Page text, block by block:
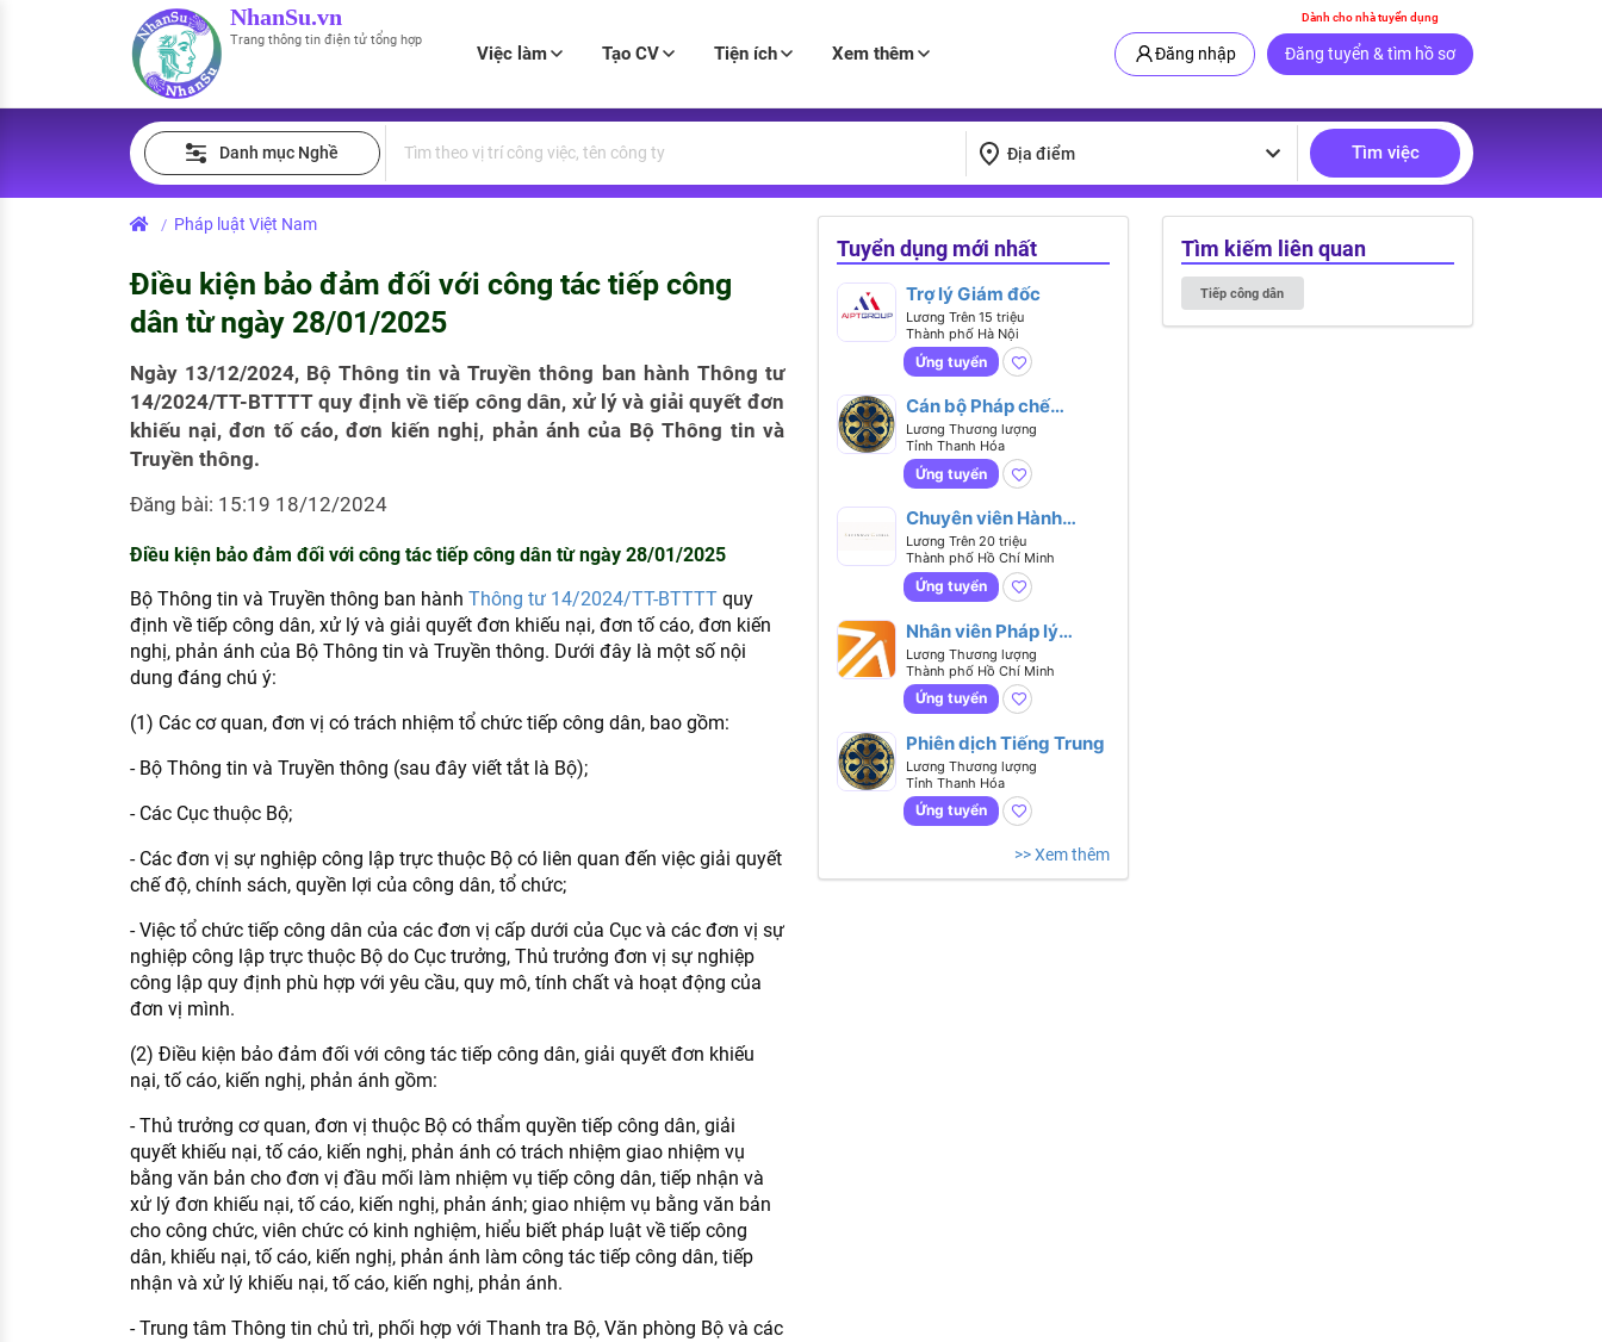
Dành cho nhà tuyển dụng
NhanSu.vn
Trang thông tin điện tử tổng hợp
Việc làm Tạo CV Tiện ích Xem thêm Đăng nhập Đăng tuyển & tìm hồ sơ
Tìm việc làm
Việc làm tốt nhất
Danh sách nhà tuyển dụng
Quản lý CV
MẪU CV THEO STYLE
Mẫu CV đơn giản
Mẫu CV hiện đại
Tính lương Gross - Net
PHÁP LUẬT VIỆT NAM
Văn bản pháp luật
Chính sách mới
Lao động và tiền lương
Thuế thu nhập
Hồ sơ biểu mẫu
Chính sách lao động
KHÁM PHÁ NGHỀ NGHIỆP
Tử vi nghề nghiệp
Kỹ năng nghề nghiệp
HƯỚNG NGHIỆP VIỆC LÀM
Đặc trưng từng nghề
Xu hướng việc làm
XÂY DỰNG VÀ PHÁT TRIỂN ĐỘI NGŨ
TUYỂN DỤNG VIỆC LÀM
Danh mục Nghề Địa điểm Tìm việc
/ Pháp luật Việt Nam
Điều kiện bảo đảm đối với công tác tiếp công
dân từ ngày 28/01/2025
Ngày 13/12/2024, Bộ Thông tin và Truyền thông ban hành Thông tư
14/2024/TT-BTTTT quy định về tiếp công dân, xử lý và giải quyết đơn
khiếu nại, đơn tố cáo, đơn kiến nghị, phản ánh của Bộ Thông tin và
Truyền thông.
Đăng bài: 15:19 18/12/2024
Điều kiện bảo đảm đối với công tác tiếp công dân từ ngày 28/01/2025
Bộ Thông tin và Truyền thông ban hành Thông tư 14/2024/TT-BTTTTquy
định về tiếp công dân, xử lý và giải quyết đơn khiếu nại, đơn tố cáo, đơn kiến
nghị, phản ánh của Bộ Thông tin và Truyền thông. Dưới đây là một số nội
dung đáng chú ý:
(1) Các cơ quan, đơn vị có trách nhiệm tổ chức tiếp công dân, bao gồm:
- Bộ Thông tin và Truyền thông (sau đây viết tắt là Bộ);
- Các Cục thuộc Bộ;
- Các đơn vị sự nghiệp công lập trực thuộc Bộ có liên quan đến việc giải quyết
chế độ, chính sách, quyền lợi của công dân, tổ chức;
- Việc tổ chức tiếp công dân của các đơn vị cấp dưới của Cục và các đơn vị sự
nghiệp công lập trực thuộc Bộ do Cục trưởng, Thủ trưởng đơn vị sự nghiệp
công lập quy định phù hợp với yêu cầu, quy mô, tính chất và hoạt động của
đơn vị mình.
(2) Điều kiện bảo đảm đối với công tác tiếp công dân, giải quyết đơn khiếu
nại, tố cáo, kiến nghị, phản ánh gồm:
- Thủ trưởng cơ quan, đơn vị thuộc Bộ có thẩm quyền tiếp công dân, giải
quyết khiếu nại, tố cáo, kiến nghị, phản ánh có trách nhiệm giao nhiệm vụ
bằng văn bản cho đơn vị đầu mối làm nhiệm vụ tiếp công dân, tiếp nhận và
xử lý đơn khiếu nại, tố cáo, kiến nghị, phản ánh; giao nhiệm vụ bằng văn bản
cho công chức, viên chức có kinh nghiệm, hiểu biết pháp luật về tiếp công
dân, khiếu nại, tố cáo, kiến nghị, phản ánh làm công tác tiếp công dân, tiếp
nhận và xử lý khiếu nại, tố cáo, kiến nghị, phản ánh.
- Trung tâm Thông tin chủ trì, phối hợp với Thanh tra Bộ, Văn phòng Bộ và các
Tuyển dụng mới nhất
Trợ lý Giám đốc
Lương Trên 15 triệu
Thành phố Hà Nội
Ứng tuyển
Cán bộ Pháp chế
Doanh nghiệp
Lương Thương lượng
Tỉnh Thanh Hóa
Ứng tuyển
Chuyên viên Hành
chính nhân sự -
Biết tiếng
Anh hoặc tiếng Trung
Lương Trên 20 triệu
Thành phố Hồ Chí Minh
Ứng tuyển
Nhân viên Pháp lý
(Legal Executive)
Lương Thương lượng
Thành phố Hồ Chí Minh
Ứng tuyển
Phiên dịch Tiếng Trung
Lương Thương lượng
Tỉnh Thanh Hóa
Ứng tuyển
>> Xem thêm
Tìm kiếm liên quan
Tiếp công dân